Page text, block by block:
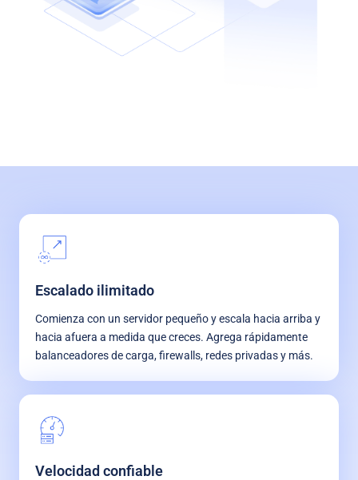
Escalado ilimitado
Comienza con un servidor pequeño y escala hacia arriba y
hacia afuera a medida que creces. Agrega rápidamente
balanceadores de carga, firewalls, redes privadas y más.
Velocidad confiable